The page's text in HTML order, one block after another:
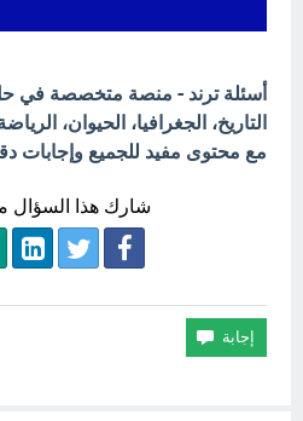
أسئلة ترند - منصة متخصصة في حل
التاريخ، الجغرافيا، الحيوان،
مع محتوى مفيد للجميع وإجابات
شارك هذا السؤال